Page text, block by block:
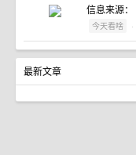
信息来源：
今天看啥 ·
最新文章